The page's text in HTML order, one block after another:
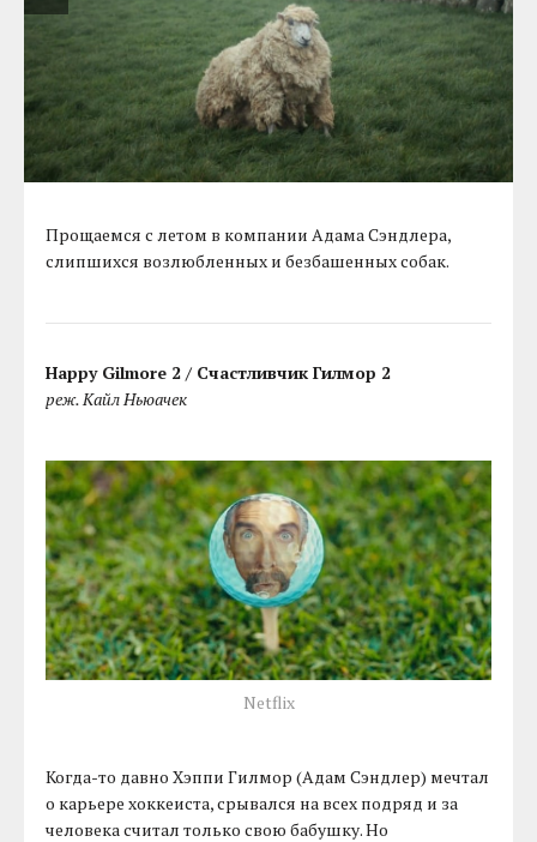
Прощаемся с летом в компании Адама Сэндлера,
слипшихся возлюбленных и безбашенных собак.
Happy Gilmore 2 / Счастливчик Гилмор 2
реж. Кайл Ньюачек
Netflix
Когда-то давно Хэппи Гилмор (Адам Сэндлер) мечтал
о карьере хоккеиста, срывался на всех подряд и за
человека считал только свою бабушку. Но